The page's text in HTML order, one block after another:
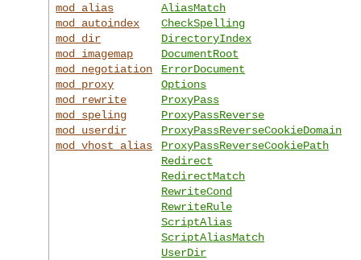
mod_alias
mod_autoindex
mod_dir
mod_imagemap
mod_negotiation
mod_proxy
mod_rewrite
mod_speling
mod_userdir
mod_vhost_alias
AliasMatch
CheckSpelling
DirectoryIndex
DocumentRoot
ErrorDocument
Options
ProxyPass
ProxyPassReverse
ProxyPassReverseCookieDomain
ProxyPassReverseCookiePath
Redirect
RedirectMatch
RewriteCond
RewriteRule
ScriptAlias
ScriptAliasMatch
UserDir